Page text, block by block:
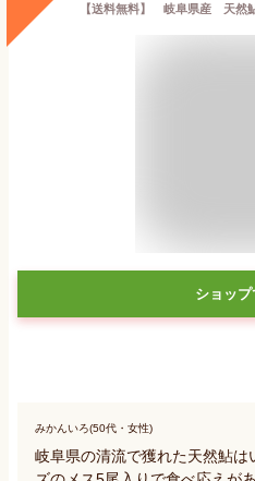
ショップ
みかんいろ(50代・女性)
岐阜県の清流で獲れた天然鮎は